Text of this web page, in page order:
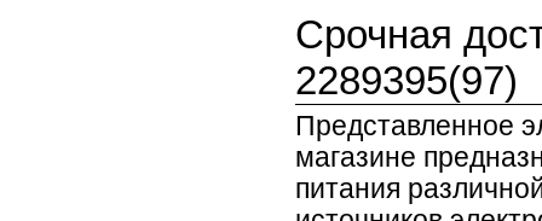
Срочная
2289395(97)
Представленное
магазине
питания